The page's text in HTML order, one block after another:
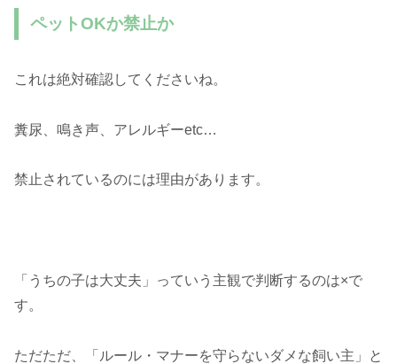
ペットOKか禁止か
これは絶対確認してくださいね。
糞尿、鳴き声、アレルギーetc…
禁止されているのには理由があります。
「うちの子は大丈夫」っていう主観で判断するのは×で
す。
ただただ、「ルール・マナーを守らないダメな飼い主」と